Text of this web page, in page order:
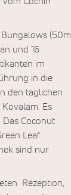
(50m
und 16
im
in die
den täglichen
Es
Coconut
Leaf
sind nur
Rezeption,